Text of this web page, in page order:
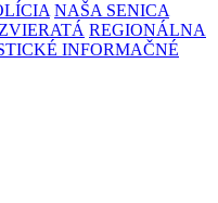
NAŠA SENICA
REGIONÁLNA
INFORMAČNÉ